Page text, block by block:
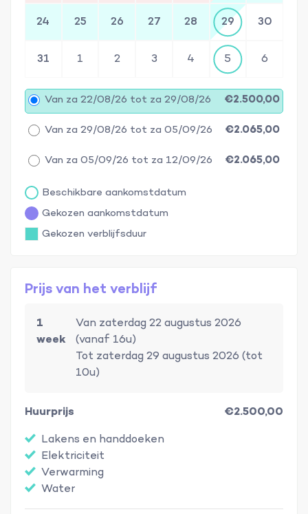
24 25 26 27 28 29 30
31 1 2 3 4 5 6
Van za 22/08/26 tot za 29/08/26 €2.500,00
Van za 29/08/26 tot za 05/09/26 €2.065,00
Van za 05/09/26 tot za 12/09/26 €2.065,00
Beschikbare aankomstdatum
Gekozen aankomstdatum
Gekozen verblijfsduur
Prijs van het verblijf
1
week
Van zaterdag 22 augustus 2026
(vanaf 16u)
Tot zaterdag 29 augustus 2026 (tot
10u)
Huurprijs
€2.500,00
Lakens en handdoeken
Elektriciteit
Verwarming
Water